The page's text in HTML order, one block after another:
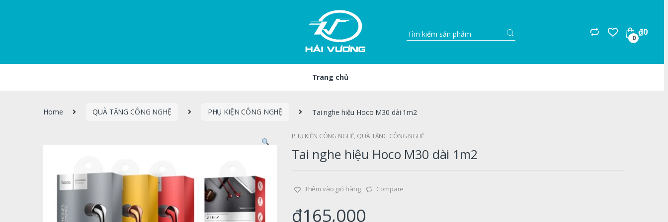
for:
0
₫0
Trang chủ
Home QUÀ TẶNG CÔNG NGHỆ PHỤ KIỆN CÔNG NGHỆ Tai nghe hiệu Hoco M30 dài 1m2
PHỤ KIỆN CÔNG NGHỆ, QUÀ TẶNG CÔNG NGHỆ
Tai nghe hiệu Hoco M30 dài 1m2
Thêm vào giỏ hàng Compare
₫165,000